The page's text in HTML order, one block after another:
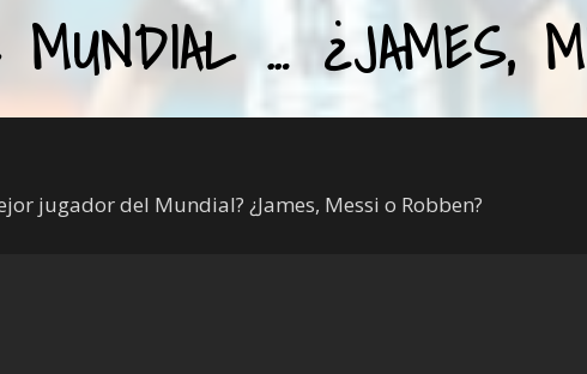
… ¿JAMES,
jugador del Mundial? ¿James, Messi o Robben?